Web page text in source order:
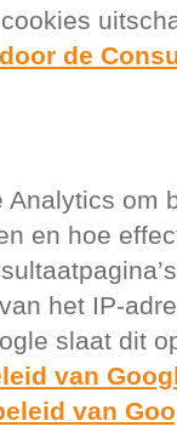
de
om
en hoe
het IP-
slaat dit
van
van